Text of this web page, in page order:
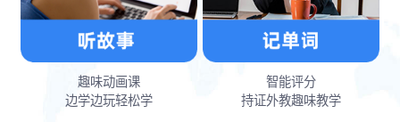
趣味动画课
边学边玩轻松学
智能评分
持证外教趣味教学